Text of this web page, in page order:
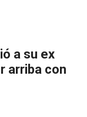
a su ex
arriba con